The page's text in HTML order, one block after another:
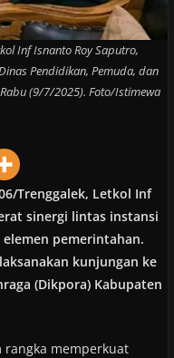
Inf Isnanto Roy Saputro,
Pendidikan, Pemuda, dan
(9/7/2025). Foto/Istimewa
Trenggalek, Letkol Inf
sinergi lintas instansi
pemerintahan.
kunjungan ke
(Dikpora) Kabupaten
memperkuat